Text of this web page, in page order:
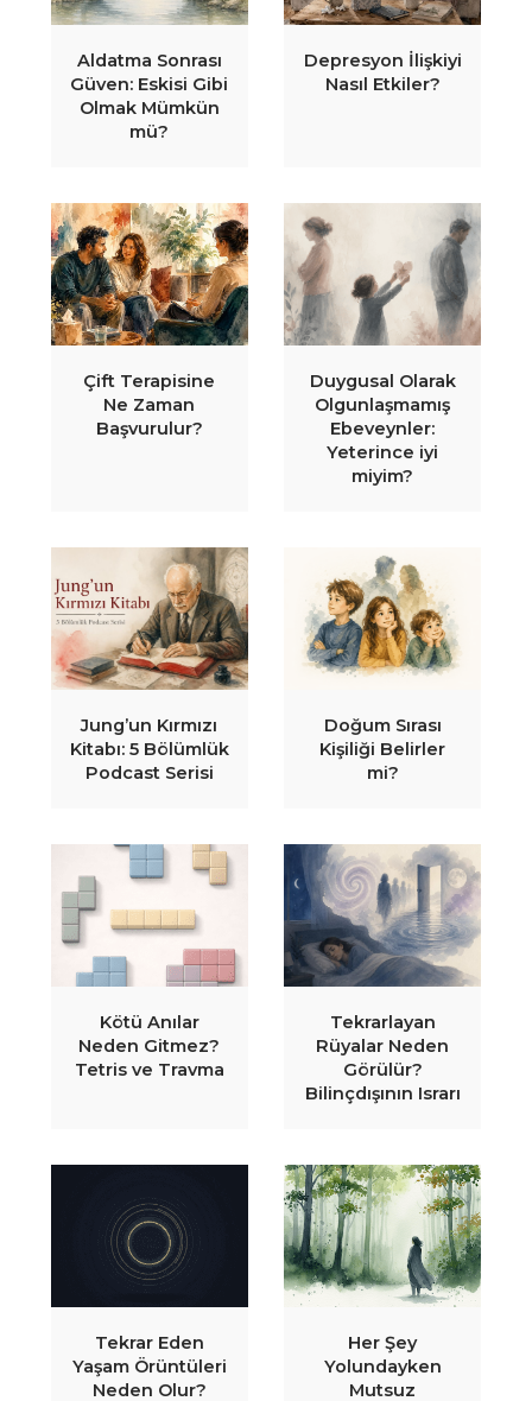
Aldatma Sonrası
Güven: Eskisi Gibi
Olmak Mümkün
mü?
Depresyon İlişkiyi
Nasıl Etkiler?
Çift Terapisine
Ne Zaman
Başvurulur?
Duygusal Olarak
Olgunlaşmamış
Ebeveynler:
Yeterince iyi
miyim?
Jung’un Kırmızı
Kitabı: 5 Bölümlük
Podcast Serisi
Doğum Sırası
Kişiliği Belirler
mi?
Kötü Anılar
Neden Gitmez?
Tetris ve Travma
Tekrarlayan
Rüyalar Neden
Görülür?
Bilinçdışının Israrı
Tekrar Eden
Yaşam Örüntüleri
Neden Olur?
Her Şey
Yolundayken
Mutsuz